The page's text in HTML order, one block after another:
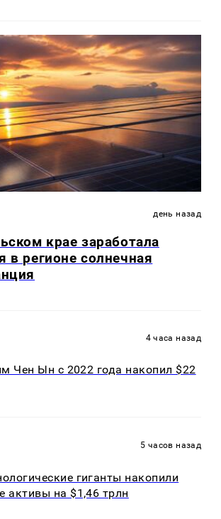
день назад
крае заработала
в регионе солнечная
4 часа назад
Чен Ын с 2022 года накопил $22
5 часов назад
гиганты накопили
активы на $1,46 трлн